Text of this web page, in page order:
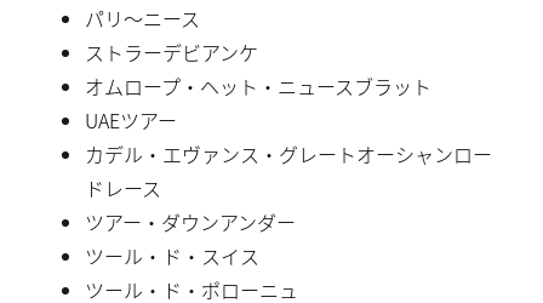
パリ〜ニース
ストラーデビアンケ
オムロープ・ヘット・ニュースブラット
UAEツアー
カデル・エヴァンス・グレートオーシャンロー
ドレース
ツアー・ダウンアンダー
ツール・ド・スイス
ツール・ド・ポローニュ